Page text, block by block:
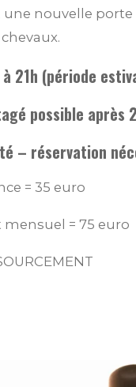
une nouvelle porte
à 21h (période
possible après
– réservation
= 35 euro
= 75 euro